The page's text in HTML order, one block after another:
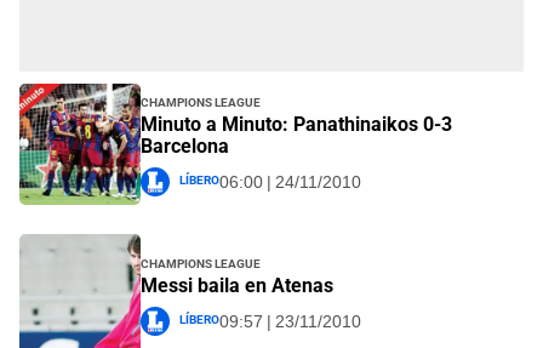
Champions League
Minuto a Minuto: Panathinaikos 0-3
Barcelona
Líbero06:00 | 24/11/2010
Champions League
Messi baila en Atenas
Líbero09:57 | 23/11/2010